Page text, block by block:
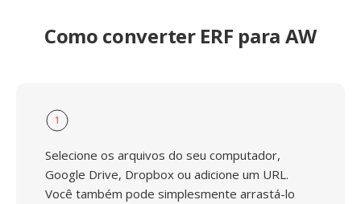
Como converter ERF para AW
1
Selecione os arquivos do seu computador,
Google Drive, Dropbox ou adicione um URL.
Você também pode simplesmente arrastá-lo